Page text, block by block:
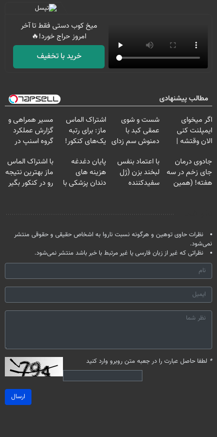
میخ کوب دستی فقط تا آخر
امروز حراج خورد!🔥
خرید با تخفیف
مطالب پیشنهادی
اگر میخوای
ایمپلنت کنی
الان وقتشه |
میلیون تومان!!!
شست و شوی
عمقی کبد با
دمنوش سم زدای
اشتراک الماس
ماز: برای رتبه
یک‌های کنکور!
مسیر همراهی و
گزارش عملکرد
گروه اسنپ در
جادوی درمان
جای زخم در سه
هفته! (همین
با اعتماد بنفس
لبخند بزن (ژل
سفیدکننده
پایان دغدغه
هزینه های
دندان پزشکی با
با اشتراک الماس
ماز بهترین نتیجه
رو در کنکور بگیر
نظرات حاوی توهین و هرگونه نسبت ناروا به اشخاص حقیقی و حقوقی منتشر
نمی‌شود.
نظراتی که غیر از زبان فارسی یا غیر مرتبط با خبر باشد منتشر نمی‌شود.
* لطفا حاصل عبارت را در جعبه متن روبرو وارد کنید
ارسال